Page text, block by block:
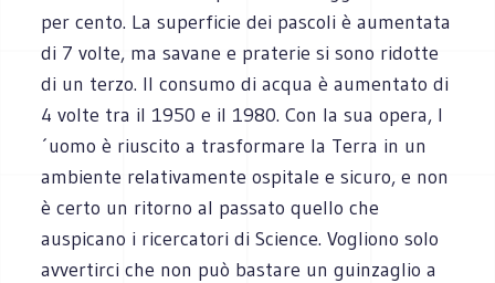
per cento. La superficie dei pascoli è aumentata
di 7 volte, ma savane e praterie si sono ridotte
di un terzo. Il consumo di acqua è aumentato di
4 volte tra il 1950 e il 1980. Con la sua opera, l
´uomo è riuscito a trasformare la Terra in un
ambiente relativamente ospitale e sicuro, e non
è certo un ritorno al passato quello che
auspicano i ricercatori di Science. Vogliono solo
avvertirci che non può bastare un guinzaglio a